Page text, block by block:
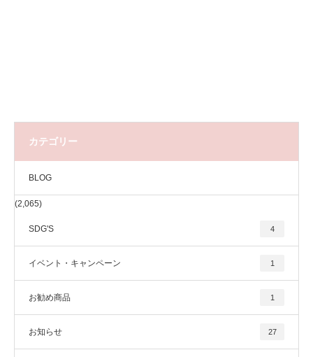
カテゴリー
BLOG
(2,065)
SDG'S 4
イベント・キャンペーン 1
お勧め商品 1
お知らせ 27